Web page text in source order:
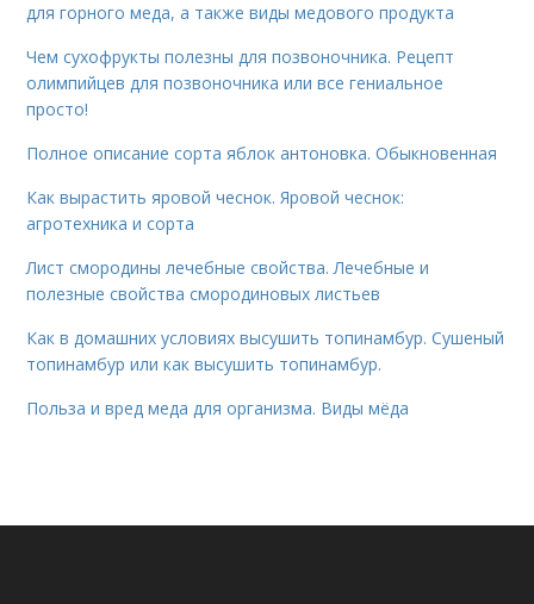
для горного меда, а также виды медового продукта
Чем сухофрукты полезны для позвоночника. Рецепт
олимпийцев для позвоночника или все гениальное
просто!
Полное описание сорта яблок антоновка. Обыкновенная
Как вырастить яровой чеснок. Яровой чеснок:
агротехника и сорта
Лист смородины лечебные свойства. Лечебные и
полезные свойства смородиновых листьев
Как в домашних условиях высушить топинамбур. Сушеный
топинамбур или как высушить топинамбур.
Польза и вред меда для организма. Виды мёда